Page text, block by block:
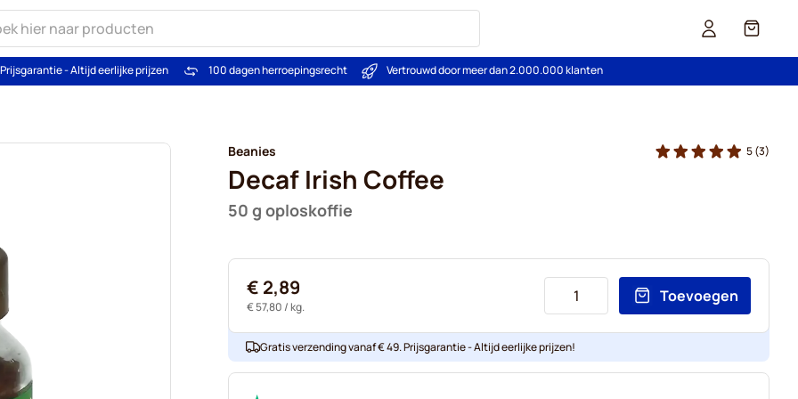
Cart
Prijsgarantie - Altijd eerlijke prijzen 100 dagen herroepingsrecht Vertrouwd door meer dan 2.000.000 klanten
Beanies
Decaf Irish Coffee
50 g oploskoffie
5(3)
€ 2,89
€ 57,80 / kg.
Toevoegen
Gratis verzending vanaf € 49. Prijsgarantie - Altijd eerlijke prijzen!